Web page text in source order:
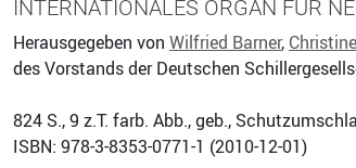
INTERNATIONALES ORGAN FÜR
Herausgegeben von Wilfried Barner,
des Vorstands der Deutschen
824 S., 9 z.T. farb. Abb., geb.,
ISBN: 978-3-8353-0771-1 (2010-12-01)